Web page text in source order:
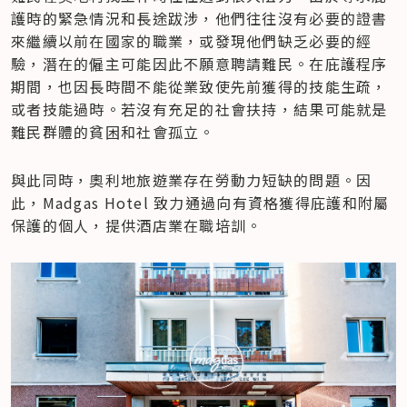
護時的緊急情況和長途跋涉，他們往往沒有必要的證書
來繼續以前在國家的職業，或發現他們缺乏必要的經
驗，潛在的僱主可能因此不願意聘請難民。在庇護程序
期間，也因長時間不能從業致使先前獲得的技能生疏，
或者技能過時。若沒有充足的社會扶持，結果可能就是
難民群體的貧困和社會孤立。
與此同時，奧利地旅遊業存在勞動力短缺的問題。因
此，Madgas Hotel 致力通過向有資格獲得庇護和附屬
保護的個人，提供酒店業在職培訓。